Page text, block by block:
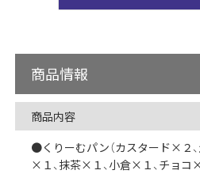
商品情報
商品内容
●くりーむパン（カスタード×２
×１、抹茶×１、小倉×１、チョコ×